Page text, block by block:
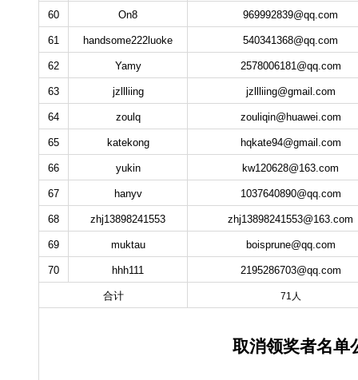
60 On8 969992839@qq.com
61 handsome222luoke 540341368@qq.com
62 Yamy 2578006181@qq.com
63 jzllliing jzllliing@gmail.com
64 zoulq zouliqin@huawei.com
65 katekong hqkate94@gmail.com
66 yukin kw120628@163.com
67 hanyv 1037640890@qq.com
68 zhj13898241553 zhj13898241553@163.com
69 muktau boisprune@qq.com
70 hhh111 2195286703@qq.com
合计 71人
取消领奖者名单